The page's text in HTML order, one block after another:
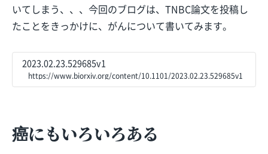
いてしまう、、、今回のブログは、TNBC論文を投稿し
たことをきっかけに、がんについて書いてみます。
2023.02.23.529685v1
https://www.biorxiv.org/content/10.1101/2023.02.23.529685v1
癌にもいろいろある